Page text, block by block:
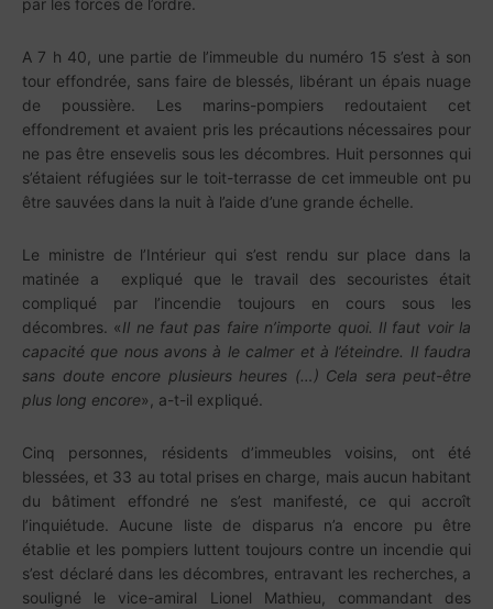
par les forces de l’ordre.
A 7 h 40, une partie de l’immeuble du numéro 15 s’est à son
tour effondrée, sans faire de blessés, libérant un épais nuage
de poussière. Les marins-pompiers redoutaient cet
effondrement et avaient pris les précautions nécessaires pour
ne pas être ensevelis sous les décombres. Huit personnes qui
s’étaient réfugiées sur le toit-terrasse de cet immeuble ont pu
être sauvées dans la nuit à l’aide d’une grande échelle.
Le ministre de l’Intérieur qui s’est rendu sur place dans la
matinée a expliqué que le travail des secouristes était
compliqué par l’incendie toujours en cours sous les
décombres. «Il ne faut pas faire n’importe quoi. Il faut voir la
capacité que nous avons à le calmer et à l’éteindre. Il faudra
sans doute encore plusieurs heures (…) Cela sera peut-être
plus long encore», a-t-il expliqué.
Cinq personnes, résidents d’immeubles voisins, ont été
blessées, et 33 au total prises en charge, mais aucun habitant
du bâtiment effondré ne s’est manifesté, ce qui accroît
l’inquiétude. Aucune liste de disparus n’a encore pu être
établie et les pompiers luttent toujours contre un incendie qui
s’est déclaré dans les décombres, entravant les recherches, a
souligné le vice-amiral Lionel Mathieu, commandant des